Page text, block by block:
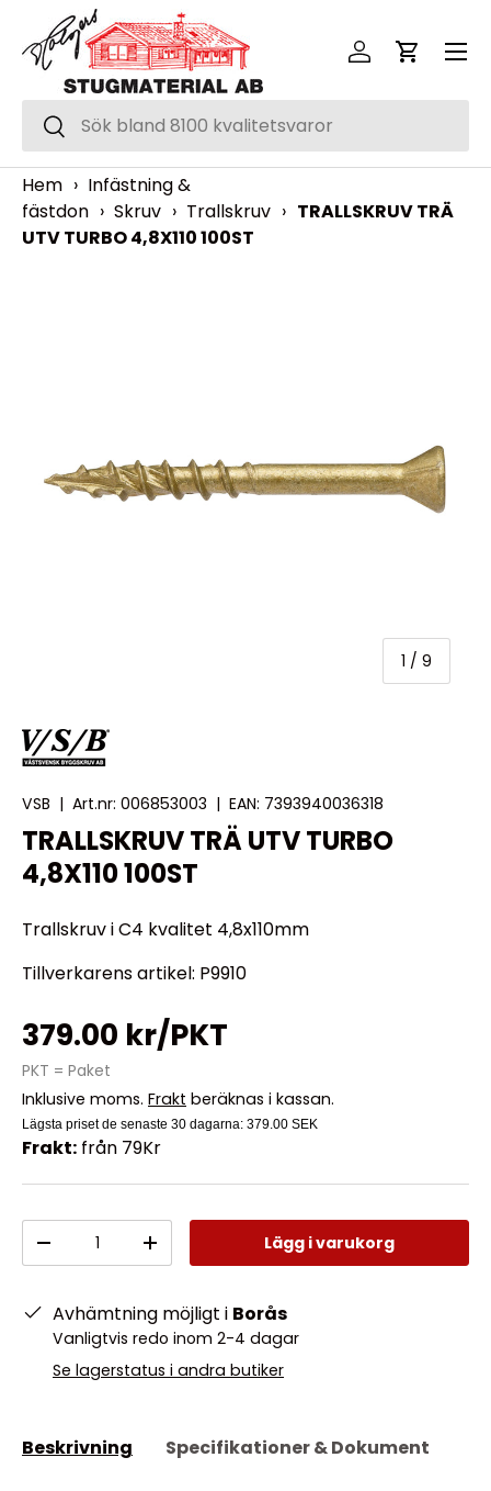
Hoppa över
Sök
Sök
Logga inVagn
Meny
Hem › Infästning &
fästdon › Skruv › Trallskruv › TRALLSKRUV TRÄ
UTV TURBO 4,8X110 100ST
1 / av
9
VSB | Art.nr: 006853003 | EAN: 7393940036318
TRALLSKRUV TRÄ UTV TURBO
4,8X110 100ST
Trallskruv i C4 kvalitet 4,8x110mm
Tillverkarens artikel: P9910
379.00 kr/PKT
PKT = Paket
Inklusive moms. Frakt beräknas i kassan.
Lägsta priset de senaste 30 dagarna: 379.00 SEK
Frakt: från 79Kr
-
+ Lägg i varukorg
Avhämtning möjligt i Borås
Vanligtvis redo inom 2-4 dagar
Se lagerstatus i andra butiker
Beskrivning Specifikationer & Dokument